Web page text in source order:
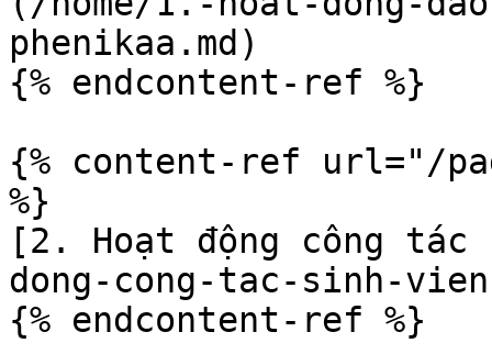
phenikaa.md)
{% endcontent-ref %}
{% content-ref url="/
%}
[2. Hoạt động công
dong-cong-tac-sinh-
{% endcontent-ref %}